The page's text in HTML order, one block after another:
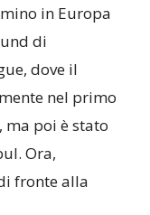
in Europa
di
dove il
nel primo
poi è stato
fronte alla